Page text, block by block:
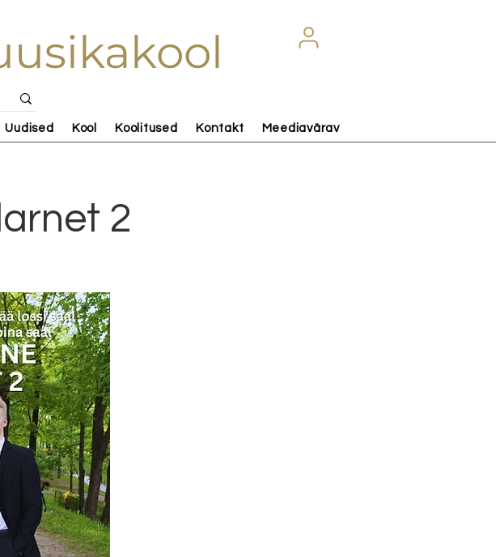
Uudised Kool Koolitused Kontakt Meediavärav
2